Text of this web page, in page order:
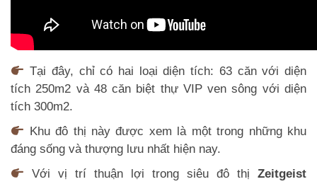
Tại đây, chỉ có hai loại diện tích: 63 căn với diện
tích 250m2 và 48 căn biệt thự VIP ven sông với diện
tích 300m2.
Khu đô thị này được xem là một trong những khu
đáng sống và thượng lưu nhất hiện nay.
Với vị trí thuận lợi trong siêu đô thị Zeitgeist